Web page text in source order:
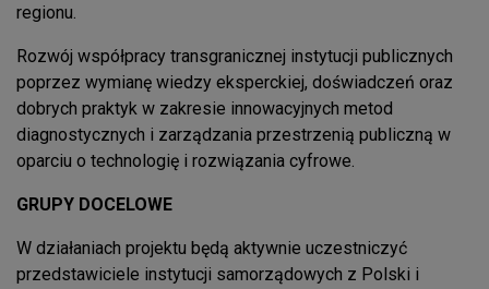
regionu.
Rozwój współpracy transgranicznej instytucji publicznych
poprzez wymianę wiedzy eksperckiej, doświadczeń oraz
dobrych praktyk w zakresie innowacyjnych metod
diagnostycznych i zarządzania przestrzenią publiczną w
oparciu o technologię i rozwiązania cyfrowe.
GRUPY DOCELOWE
W działaniach projektu będą aktywnie uczestniczyć
przedstawiciele instytucji samorządowych z Polski i